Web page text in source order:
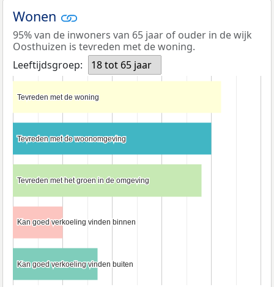
Wonen
95% van de inwoners van 65 jaar of ouder in de wijk
Oosthuizen is tevreden met de woning.
Leeftijdsgroep:
18 tot 65 jaar
Tevreden met de woning
Tevreden met de woning
Tevreden met de woonomgeving
Tevreden met de woonomgeving
Tevreden met het groen in de omgeving
Tevreden met het groen in de omgeving
Kan goed verkoeling vinden binnen
Kan goed verkoeling vinden binnen
Kan goed verkoeling vinden buiten
Kan goed verkoeling vinden buiten